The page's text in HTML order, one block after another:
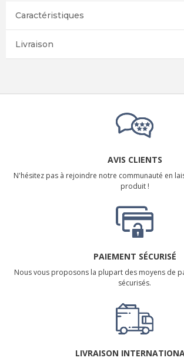
Caractéristiques
Livraison
AVIS CLIENTS
N'hésitez pas à rejoindre notre communauté en
produit !
PAIEMENT SÉCURISÉ
Nous vous proposons la plupart des moyens de
sécurisés.
LIVRAISON